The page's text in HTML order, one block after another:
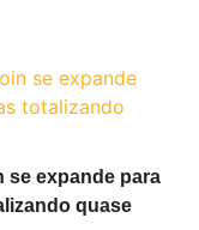
se expande para
quase